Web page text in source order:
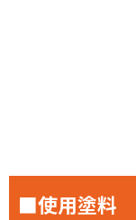
■使用塗料